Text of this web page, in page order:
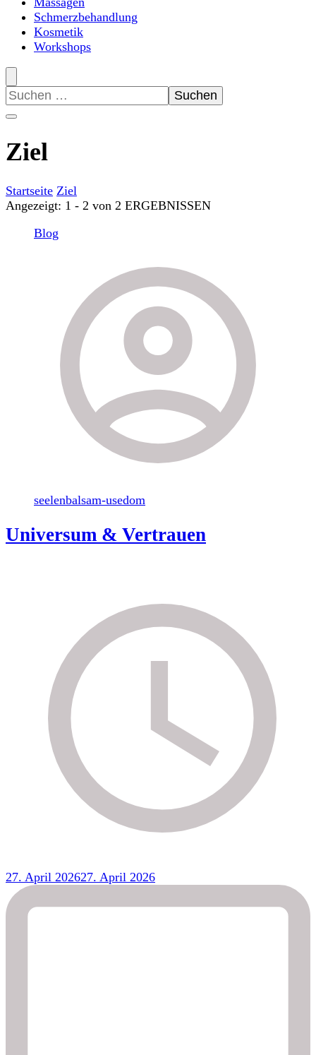
Schmerzbehandlung
Kosmetik
Workshops
Suchen
nach:
Ziel
Startseite Ziel
Angezeigt: 1 - 2 von 2 ERGEBNISSEN
Blog
seelenbalsam-usedom
Universum & Vertrauen
27. April 202627. April 2026